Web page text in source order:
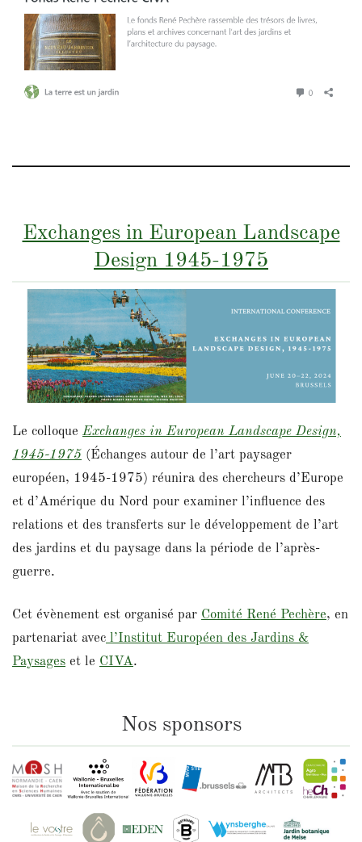
Exchanges in European Landscape
Design 1945-1975
Le colloque Exchanges in European Landscape Design,
1945-1975 (Échanges autour de l’art paysager
européen, 1945-1975) réunira des chercheurs d’Europe
et d’Amérique du Nord pour examiner l’influence des
relations et des transferts sur le développement de l’art
des jardins et du paysage dans la période de l’après-
guerre.
Cet évènement est organisé par Comité René Pechère, en
partenariat avec l’Institut Européen des Jardins &
Paysages et le CIVA.
Nos sponsors